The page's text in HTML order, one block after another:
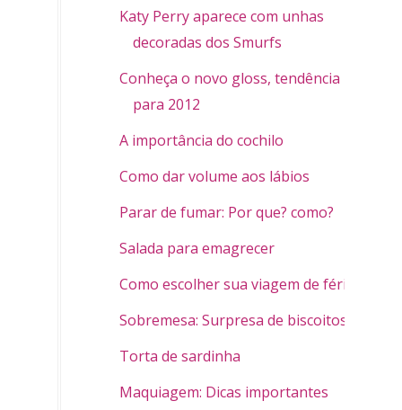
Katy Perry aparece com unhas
decoradas dos Smurfs
Conheça o novo gloss, tendência
para 2012
A importância do cochilo
Como dar volume aos lábios
Parar de fumar: Por que? como?
Salada para emagrecer
Como escolher sua viagem de férias
Sobremesa: Surpresa de biscoitos
Torta de sardinha
Maquiagem: Dicas importantes